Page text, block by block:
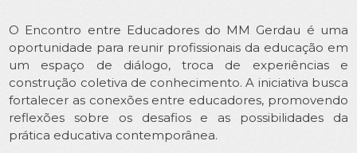
O Encontro entre Educadores do MM Gerdau é uma
oportunidade para reunir profissionais da educação em
um espaço de diálogo, troca de experiências e
construção coletiva de conhecimento. A iniciativa busca
fortalecer as conexões entre educadores, promovendo
reflexões sobre os desafios e as possibilidades da
prática educativa contemporânea.